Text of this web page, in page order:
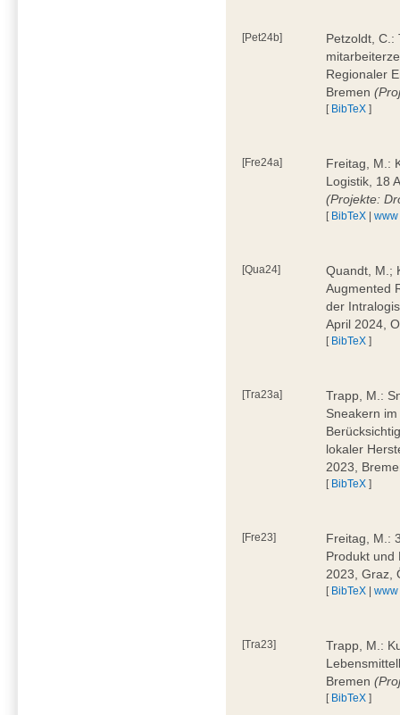
[Pet24b]
Petzoldt, C.:
Regionaler
Bremen
[ BibTeX ]
[Fre24a]
Freitag, M.:
Logistik, 18
(Projekte:
[ BibTeX |www
[Qua24]
Quandt, M.;
Augmented
der
April 2024,
[ BibTeX ]
[Tra23a]
Trapp, M.:
Sneakern
lokaler
2023,
[ BibTeX ]
[Fre23]
Freitag, M.:
Produkt und
2023, Graz,
[ BibTeX |www
[Tra23]
Trapp, M.:
Bremen
[ BibTeX ]